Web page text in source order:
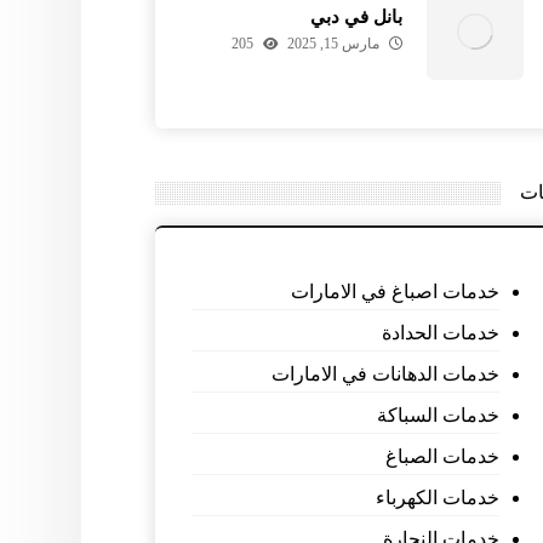
بانل في دبي
مارس 15, 2025 205
خدمات اصباغ في الامارات
خدمات الحدادة
خدمات الدهانات في الامارات
خدمات السباكة
خدمات الصباغ
خدمات الكهرباء
خدمات النجارة